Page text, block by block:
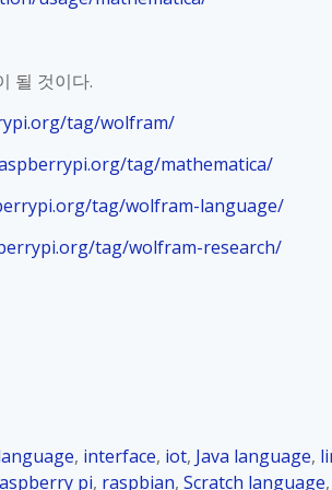
될 것이다.
tag/wolfram/
tag/mathematica/
tag/wolfram-language/
tag/wolfram-research/
, interface, iot, Java language,
pi, raspbian, Scratch language,